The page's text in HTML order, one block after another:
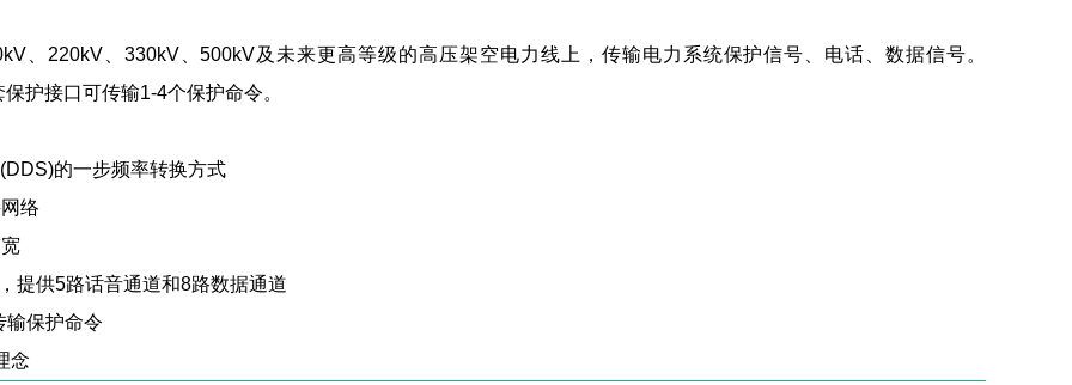
、220kV、330kV、500kV及未来更高等级的高压架空电力线上， 传输电力系统保护信号、电话、数据信号。
护接口可传输1-4个保护命令。
的一步频率转换方式
络
提供5路话音通道和8路数据通道
输保护命令
念